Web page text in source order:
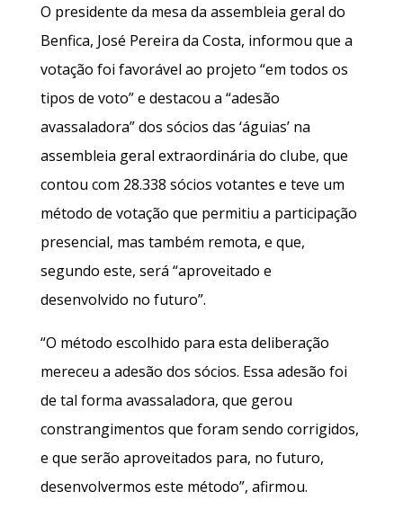
O presidente da mesa da assembleia geral do
Benfica, José Pereira da Costa, informou que a
votação foi favorável ao projeto “em todos os
tipos de voto” e destacou a “adesão
avassaladora” dos sócios das ‘águias’ na
assembleia geral extraordinária do clube, que
contou com 28.338 sócios votantes e teve um
método de votação que permitiu a participação
presencial, mas também remota, e que,
segundo este, será “aproveitado e
desenvolvido no futuro”.
“O método escolhido para esta deliberação
mereceu a adesão dos sócios. Essa adesão foi
de tal forma avassaladora, que gerou
constrangimentos que foram sendo corrigidos,
e que serão aproveitados para, no futuro,
desenvolvermos este método”, afirmou.